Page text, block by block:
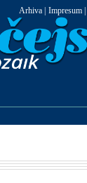
Arhiva Impresum